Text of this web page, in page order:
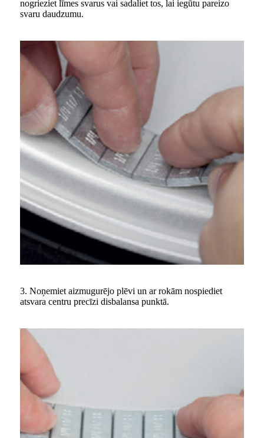
nogrieziet līmes svarus vai sadaliet tos, lai iegūtu pareizo
svaru daudzumu.
3. Noņemiet aizmugurējo plēvi un ar rokām nospiediet
atsvara centru precīzi disbalansa punktā.